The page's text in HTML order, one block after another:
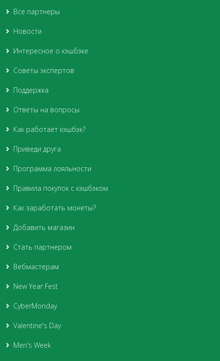
Все партнеры
Новости
Интересное о кэшбэке
Советы экспертов
Поддержка
Ответы на вопросы
Как работает кэшбэк?
Приведи друга
Программа лояльности
Правила покупок с кэшбэком
Как заработать монеты?
Добавить магазин
Стать партнером
Вебмастерам
New Year Fest
CyberMonday
Valentine's Day
Men's Week